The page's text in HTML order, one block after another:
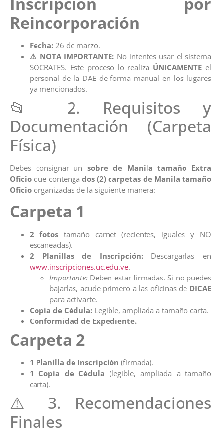
Reincorporación
Fecha: 26 de marzo.
⚠️ NOTA IMPORTANTE: No intentes usar el sistema
SÓCRATES. Este proceso lo realiza ÚNICAMENTE el
personal de la DAE de forma manual en los lugares
ya mencionados.
📂 2. Requisitos y
Documentación (Carpeta
Física)
Debes consignar unsobre de Manila tamaño Extra
Oficio que contenga dos (2) carpetas de Manila tamaño
Oficio organizadas de la siguiente manera:
Carpeta 1
2 fotostamaño carnet (recientes, iguales y NO
escaneadas).
2 Planillas de Inscripción:Descargarlas en
www.inscripciones.uc.edu.ve.
Importante: Deben estar firmadas. Si no puedes
bajarlas, acude primero a las oficinas de DICAE
para activarte.
Copia de Cédula: Legible, ampliada a tamaño carta.
Conformidad de Expediente.
Carpeta 2
1 Planilla de Inscripción (firmada).
1 Copia de Cédula (legible, ampliada a tamaño
carta).
⚠️ 3. Recomendaciones
Finales